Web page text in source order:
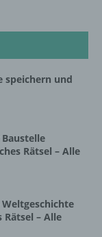
speichern und
Rätsel – Alle
Rätsel – Alle
die
das
ist die
Ziel, ihre